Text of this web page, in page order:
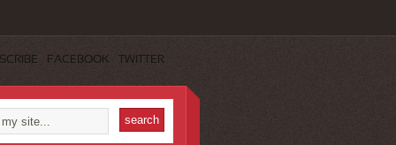
FACEBOOK TWITTER